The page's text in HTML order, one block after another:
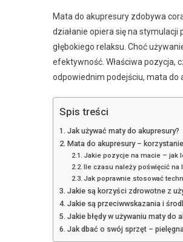
Mata do akupresury zdobywa
działanie opiera się na
głębokiego relaksu. Choć
efektywność. Właściwa pozycja,
odpowiednim podejściu, mata do
Spis treści
Jak używać maty do akupresury?
Mata do akupresury –
Jakie pozycje na macie – jak
Ile czasu należy poświęcić na
Jak poprawnie stosować
Jakie są korzyści zdrowotne z
Jakie są przeciwwskazania i
Jakie błędy w używaniu maty do
Jak dbać o swój sprzęt –